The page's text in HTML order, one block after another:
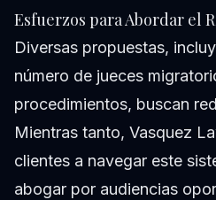
Esfuerzos para Abordar el
Diversas propuestas,
número de jueces
procedimientos, buscan
Mientras tanto, Vasquez
clientes a navegar este
abogar por audiencias